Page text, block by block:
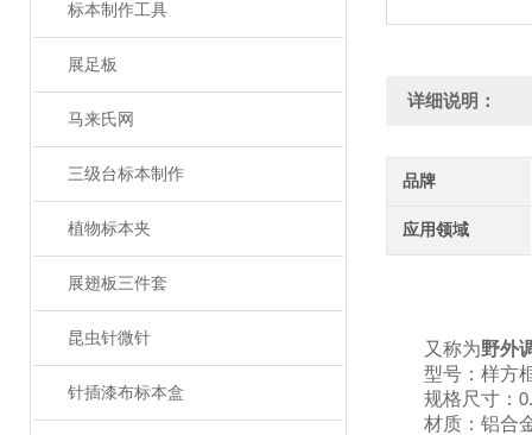
标本制作工具
展足板
马来氏网
三级台标本制作
植物标本夹
展翅板三件套
昆虫针微针
针插漆布标本盒
详细说明：
品牌
应用领域
又称为野外
型号：样方
规格尺寸 ：
材质： 铝合